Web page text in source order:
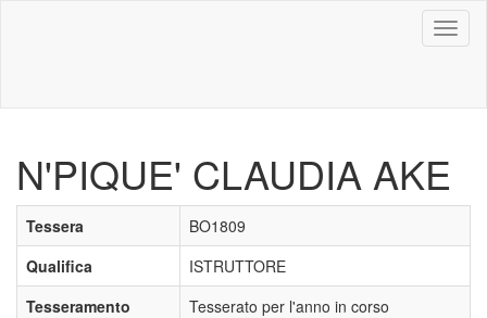
N'PIQUE' CLAUDIA AKE
Tessera
BO1809
Qualifica
ISTRUTTORE
Tesseramento
Tesserato per l'anno in corso